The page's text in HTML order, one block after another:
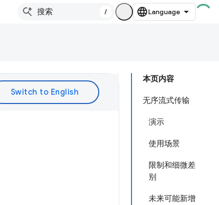
/
本页内容
无序流式传输
演示
使用场景
限制和细微差
别
未来可能新增